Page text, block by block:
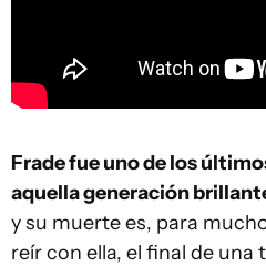
Frade fue uno de los
aquella generación
y su muerte es, para
reír con ella, el final de una